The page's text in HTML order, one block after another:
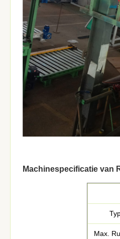
Machinespecificatie van
Max.